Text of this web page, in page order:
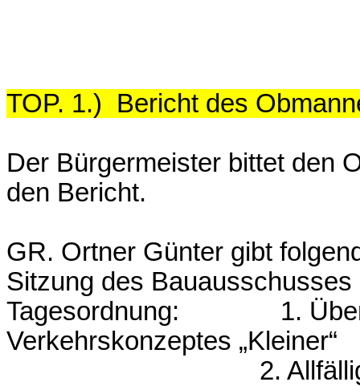
TOP. 1.) Bericht des
Der Bürgermeister bittet den
den Bericht.
GR. Ortner Günter gibt
Sitzung des Bauausschusses
Tagesordnung: 1.
Verkehrskonzeptes „Kleiner“
2.